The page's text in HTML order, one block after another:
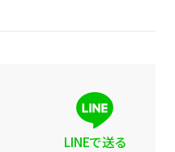
LINEで送る